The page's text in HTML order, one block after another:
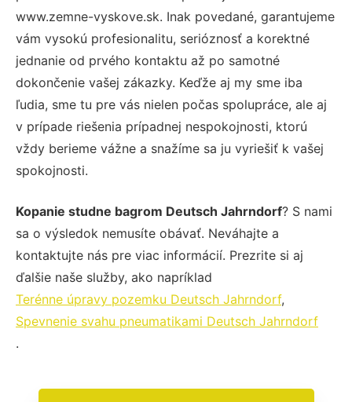
www.zemne-vyskove.sk. Inak povedané, garantujeme
vám vysokú profesionalitu, serióznosť a korektné
jednanie od prvého kontaktu až po samotné
dokončenie vašej zákazky. Keďže aj my sme iba
ľudia, sme tu pre vás nielen počas spolupráce, ale aj
v prípade riešenia prípadnej nespokojnosti, ktorú
vždy berieme vážne a snažíme sa ju vyriešiť k vašej
spokojnosti.
Kopanie studne bagrom Deutsch Jahrndorf? S nami
sa o výsledok nemusíte obávať. Neváhajte a
kontaktujte nás pre viac informácií. Prezrite si aj
ďalšie naše služby, ako napríklad
Terénne úpravy pozemku Deutsch Jahrndorf,
Spevnenie svahu pneumatikami Deutsch Jahrndorf
.